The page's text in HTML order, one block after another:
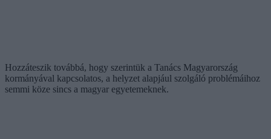
Hozzáteszik továbbá, hogy szerintük a Tanács Magyarország
kormányával kapcsolatos, a helyzet alapjául szolgáló problémáihoz
semmi köze sincs a magyar egyetemeknek.